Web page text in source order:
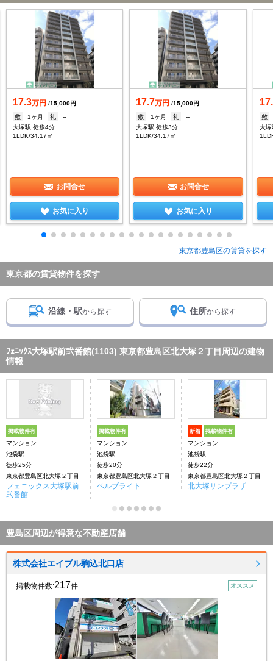
17.3万円 /15,000円
敷
1ヶ月 礼
--
大塚駅 徒歩4分
1LDK/34.17㎡
お問合せ
お気に入り
17.7万円 /15,000円
敷
1ヶ月 礼
--
大塚駅 徒歩3分
1LDK/34.17㎡
お問合せ
お気に入り
敷
大塚
東京都豊島区の賃貸を探す
東京都の賃貸物件を探す
沿線・駅から探す 住所から探す
ﾌｪﾆｯｸｽ大塚駅前弐番館(1103) 東京都豊島区北大塚２丁目周辺の建物
情報
掲載物件有
マンション
池袋駅
徒歩25分
東京都豊島区北大塚２丁目
フェニックス大塚駅前
弐番館
掲載物件有
マンション
池袋駅
徒歩20分
東京都豊島区北大塚２丁目
ベルブライト
新着 掲載物件有
マンション
池袋駅
徒歩22分
東京都豊島区北大塚２丁目
北大塚サンプラザ
豊島区周辺が得意な不動産店舗
株式会社エイブル駒込北口店
掲載物件数:217件 オススメ